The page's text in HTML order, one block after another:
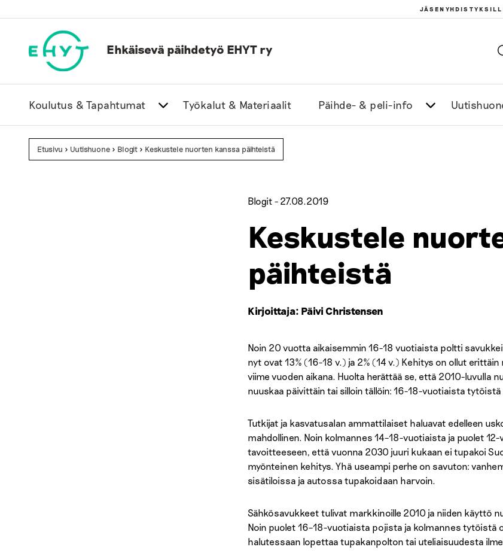
to
Ehkäisevä päihdetyö EHYT ry
Koulutus & Tapahtumat Työkalut & Materiaalit Päihde- & peli-info
Etusivu > Uutishuone > Blogit > Keskustele nuorten kanssa päihteistä
Blogit - 27.08.2019
Keskustele
päihteistä
Kirjoittaja: Päivi Christensen
Noin 20 vuotta aikaisemmin 16-18 vuotiaista poltti
nyt ovat 13% (16-18 v.) ja 2% (14 v.) Kehitys on ollut
viime vuoden aikana. Huolta herättää se, että 2010-luvulla
nuuskaa päivittäin tai silloin tällöin: 16-18-vuotiaista tytöistä
Tutkijat ja kasvatusalan ammattilaiset haluavat edelleen
mahdollinen. Noin kolmannes 14–18-vuotiaista ja puolet
tavoitteeseen, että vuonna 2030 juuri kukaan ei tupakoi
myönteinen kehitys. Yhä useampi perhe on savuton:
sisätiloissa ja autossa tupakoidaan harvoin.
Sähkösavukkeet tulivat markkinoille 2010 ja niiden käyttö
Noin puolet 16–18-vuotiaista pojista ja kolmannes tytöistä
halutessaan lopettaa tupakanpolton tai uteliaisuudesta